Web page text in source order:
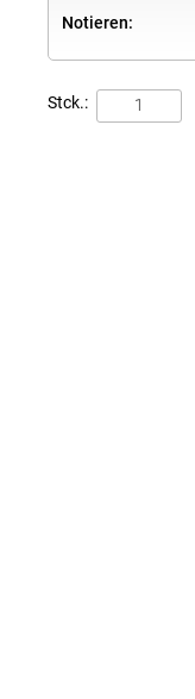
Notieren:
Stck.: